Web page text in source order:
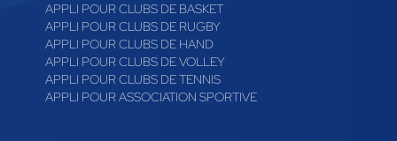
APPLI POUR CLUBS DE BASKET
APPLI POUR CLUBS DE RUGBY
APPLI POUR CLUBS DE HAND
APPLI POUR CLUBS DE VOLLEY
APPLI POUR CLUBS DE TENNIS
APPLI POUR ASSOCIATION SPORTIVE